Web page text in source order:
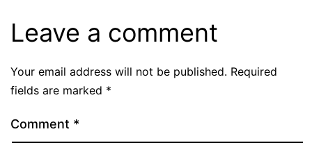
Leave a comment
Your email address will not be published. Required
fields are marked *
Comment *